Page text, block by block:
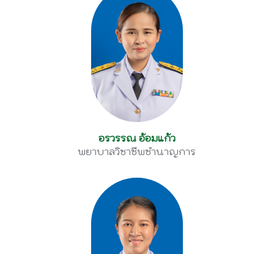
อรวรรณ อ้อมแก้ว
พยาบาลวิชาชีพชำนาญการ